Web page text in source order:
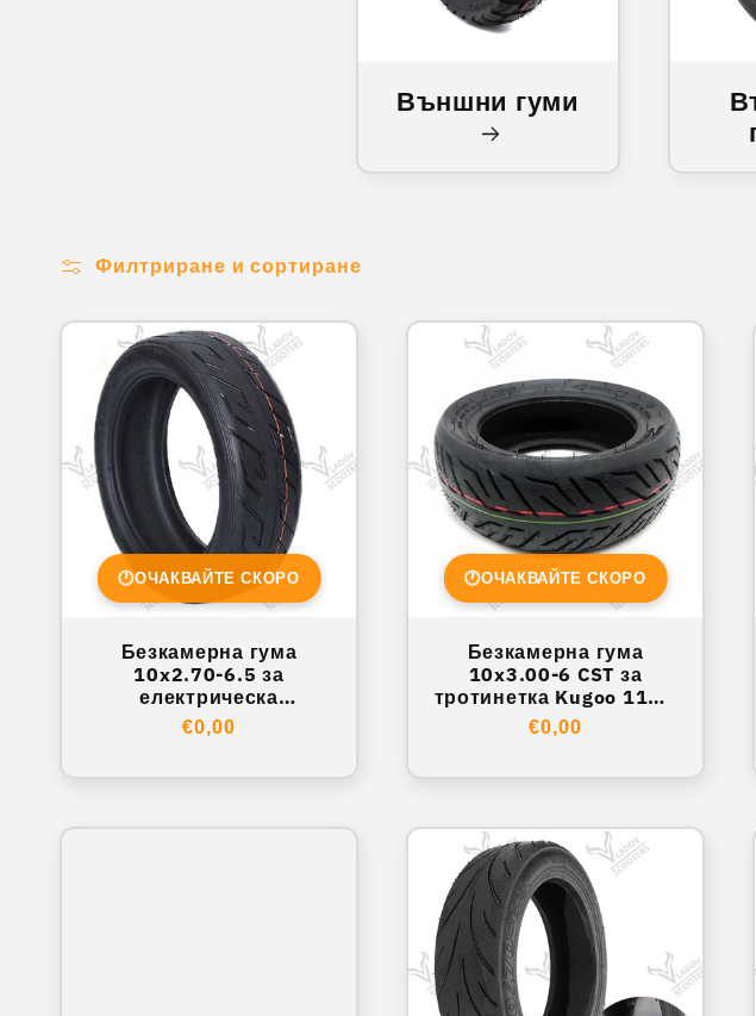
Външни гуми
Филтриране и сортиране
🕐ОЧАКВАЙТЕ СКОРО
Безкамерна гума
10x2.70-6.5 за
електрическа
тротинетка – градски
протектор
Обичайна
€0,00
🕐ОЧАКВАЙТЕ СКОРО
Безкамерна гума
10x3.00-6 CST за
тротинетка Kugoo 11X /
Wolf Warrior
Обичайна
€0,00